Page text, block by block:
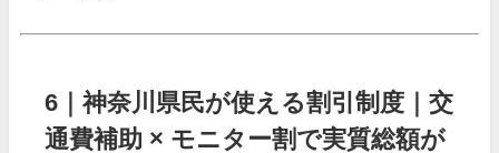
6｜神奈川県民が使える割引制度｜交
通費補助 × モニター割で実質総額が